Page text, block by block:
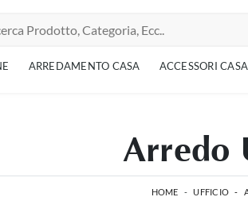
ARREDAMENTO CASA ACCESSORI CASA
Arredo
HOME - UFFICIO -